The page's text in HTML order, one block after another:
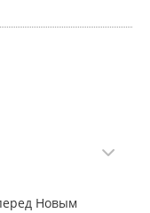
Новым